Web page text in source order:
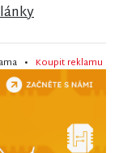
• Koupit reklamu